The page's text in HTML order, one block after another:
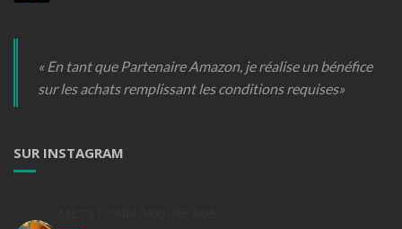
« En tant que Partenaire Amazon, je réalise un bénéfice
sur les achats remplissant les conditions requises»
SUR INSTAGRAM